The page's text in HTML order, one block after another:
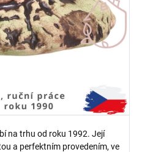
na trhu od roku 1992. Její
a perfektním provedením, ve